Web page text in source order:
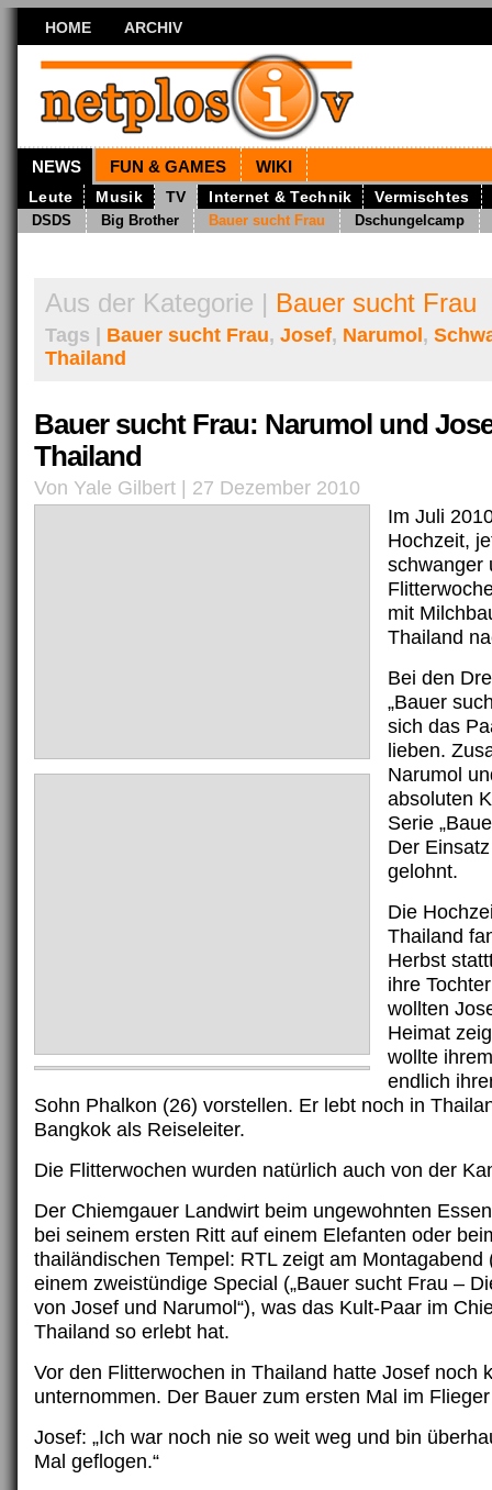
HOME ARCHIV
NEWS FUN & GAMES WIKI
Leute Musik TV Internet & Technik Vermischtes
DSDS Big Brother Bauer sucht Frau Dschungelcamp
Aus der Kategorie | Bauer sucht Frau
Tags | Bauer sucht Frau, Josef, Narumol ,
Thailand
Bauer sucht Frau: Narumol und
Thailand
Von Yale Gilbert | 27 Dezember 2010
Im Juli
Hochzeit,
schwanger
mit
Thailand
Bei den
„Bauer
sich das
lieben.
Narumol
absoluten
Serie
Der
gelohnt.
Die
Thailand
Herbst
ihre
wollten
Heimat
wollte
endlich
Sohn Phalkon (26) vorstellen. Er lebt noch in
Bangkok als Reiseleiter.
Die Flitterwochen wurden natürlich auch von der
Der Chiemgauer Landwirt beim ungewohnten
bei seinem ersten Ritt auf einem Elefanten oder
thailändischen Tempel: RTL zeigt am Montagabend
einem zweistündige Special („Bauer sucht Frau –
von Josef und Narumol“), was das Kult-Paar im
Thailand so erlebt hat.
Vor den Flitterwochen in Thailand hatte Josef noch
unternommen. Der Bauer zum ersten Mal im
Josef: „Ich war noch nie so weit weg und bin
Mal geflogen.“